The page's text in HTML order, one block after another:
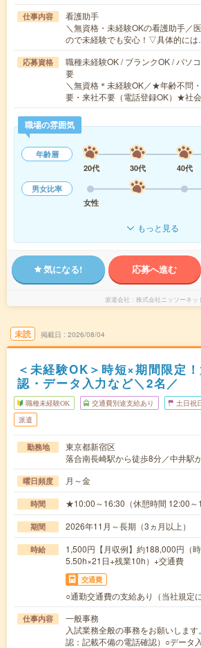
仕事内容
看護助手
＼無資格・未経験OKの看護助手／
ので未経験でも安心！▽具体的に
応募資格
職種未経験OK / ブランクOK / パソ
要
＼無資格＊未経験OK／★年齢不問
要・来社不要（電話登録OK）★社
職場の雰囲気
年齢層
20代
30代 40代
男女比率
女性
もっと見る
気になる! 応募へ進む
派遣会社 株式会社ニッソーネッ
未読 掲載日 2026/08/04
＜未経験OK＞時短×期間限定
認・データ入力など＼2名／
職種未経験OK 交通費別途支給あり 土日祝
派遣
勤務地
東京都新宿区
落合南長崎駅から徒歩8分／中井駅
曜日頻度 月～金
時間 ★10:00～16:30（休憩時間 12:00～
期間 2026年11月～長期（3ヵ月以上）
時給
1,500円【月収例】約188,000円（
5.50h×21日+残業10h）+交通費
交通費
○通勤交通費の支給あり（当社規定
仕事内容
一般事務
入試業務全般の事務をお願いしま
認：記載不備の電話確認）○データ